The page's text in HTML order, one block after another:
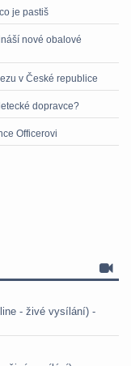
je pastiš
nové obalové
v České republice
dopravce?
Officerovi
- živé vysílání) -